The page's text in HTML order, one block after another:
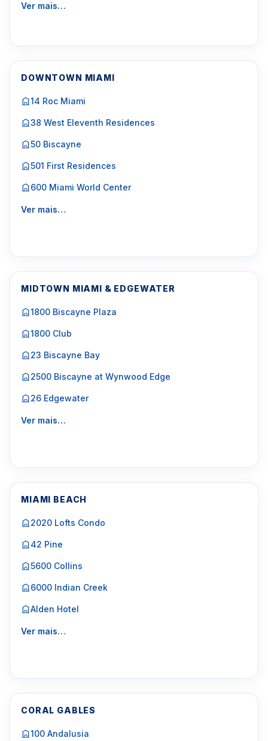
Ver mais…
DOWNTOWN MIAMI
14 Roc Miami
38 West Eleventh Residences
50 Biscayne
501 First Residences
600 Miami World Center
Ver mais…
MIDTOWN MIAMI & EDGEWATER
1800 Biscayne Plaza
1800 Club
23 Biscayne Bay
2500 Biscayne at Wynwood Edge
26 Edgewater
Ver mais…
MIAMI BEACH
2020 Lofts Condo
42 Pine
5600 Collins
6000 Indian Creek
Alden Hotel
Ver mais…
CORAL GABLES
100 Andalusia